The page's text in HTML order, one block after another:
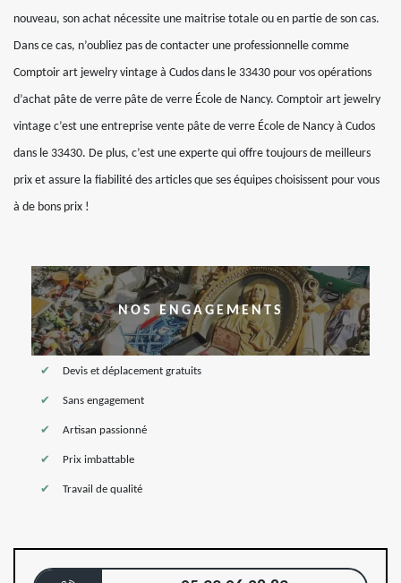
nouveau, son achat nécessite une maitrise totale ou en partie de son cas.
Dans ce cas, n’oubliez pas de contacter une professionnelle comme
Comptoir art jewelry vintage à Cudos dans le 33430 pour vos opérations
d’achat pâte de verre pâte de verre École de Nancy. Comptoir art jewelry
vintage c’est une entreprise vente pâte de verre École de Nancy à Cudos
dans le 33430. De plus, c’est une experte qui offre toujours de meilleurs
prix et assure la fiabilité des articles que ses équipes choisissent pour vous
à de bons prix !
NOS ENGAGEMENTS
Devis et déplacement gratuits
Sans engagement
Artisan passionné
Prix imbattable
Travail de qualité